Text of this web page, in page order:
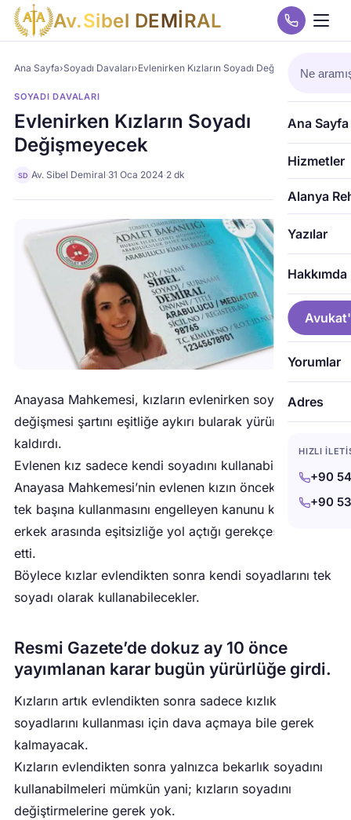
Av.Sibel DEMİRAL
Ana Sayfa
Hizmetler
Alanya
Yazılar
Hakkımda
Yorumlar
Adres
HIZLI
+90
+90
Ana Sayfa›Soyadı Davaları›Evlenirken Kızların Soyadı Değişmeyecek
SOYADI DAVALARI
Evlenirken Kızların Soyadı
Değişmeyecek
SD Av. Sibel Demiral·31 Oca 2024·2 dk
Anayasa Mahkemesi, kızların evlenirken soyadlarının
değişmesi şartını eşitliğe aykırı bularak yürürlükten
kaldırdı.
Evlenen kız sadece kendi soyadını kullanabilir.
Anayasa Mahkemesi’nin evlenen kızın önceki soyadını
tek başına kullanmasını engelleyen kanunu kız ile
erkek arasında eşitsizliğe yol açtığı gerekçesiyle iptal
etti.
Böylece kızlar evlendikten sonra kendi soyadlarını tek
soyadı olarak kullanabilecekler.
Resmi Gazete’de dokuz ay 10 önce
yayımlanan karar bugün yürürlüğe girdi.
Kızların artık evlendikten sonra sadece kızlık
soyadlarını kullanması için dava açmaya bile gerek
kalmayacak.
Kızların evlendikten sonra yalnızca bekarlık soyadını
kullanabilmeleri mümkün yani; kızların soyadını
değiştirmelerine gerek yok.